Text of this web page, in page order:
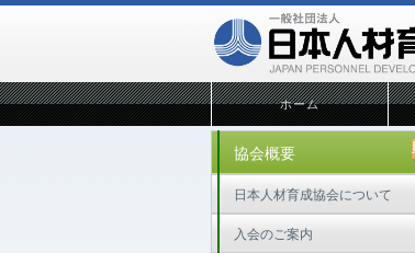
ホーム
協会概要
日本人材育成協会について
入会のご案内